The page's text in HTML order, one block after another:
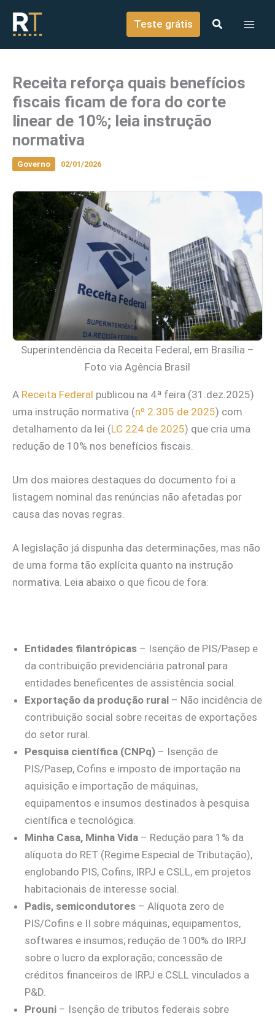
conteúdo
Teste grátis
Receita reforça quais benefícios
fiscais ficam de fora do corte
linear de 10%; leia instrução
normativa
Governo 02/01/2026
Superintendência da Receita Federal, em Brasília –
Foto via Agência Brasil
A Receita Federal publicou na 4ª feira (31.dez.2025)
uma instrução normativa (nº 2.305 de 2025) com
detalhamento da lei (LC 224 de 2025) que cria uma
redução de 10% nos benefícios fiscais.
Um dos maiores destaques do documento foi a
listagem nominal das renúncias não afetadas por
causa das novas regras.
A legislação já dispunha das determinações, mas não
de uma forma tão explícita quanto na instrução
normativa. Leia abaixo o que ficou de fora:
Entidades filantrópicas – Isenção de PIS/Pasep e
da contribuição previdenciária patronal para
entidades beneficentes de assistência social.
Exportação da produção rural – Não incidência de
contribuição social sobre receitas de exportações
do setor rural.
Pesquisa científica (CNPq) – Isenção de
PIS/Pasep, Cofins e imposto de importação na
aquisição e importação de máquinas,
equipamentos e insumos destinados à pesquisa
científica e tecnológica.
Minha Casa, Minha Vida – Redução para 1% da
alíquota do RET (Regime Especial de Tributação),
englobando PIS, Cofins, IRPJ e CSLL, em projetos
habitacionais de interesse social.
Padis, semicondutores – Alíquota zero de
PIS/Cofins e II sobre máquinas, equipamentos,
softwares e insumos; redução de 100% do IRPJ
sobre o lucro da exploração; concessão de
créditos financeiros de IRPJ e CSLL vinculados a
P&D.
Prouni – Isenção de tributos federais sobre